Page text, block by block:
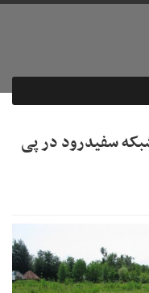
سفیدرود در پی